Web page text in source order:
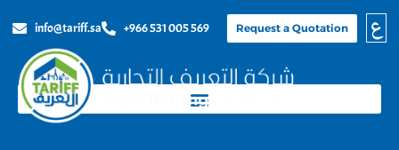
info@tariff.sa +966 531 005 569 Request a Quotation ع